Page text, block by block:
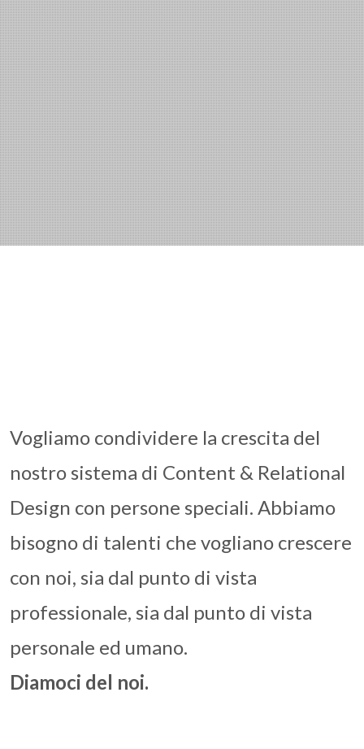
Vogliamo condividere la crescita del
nostro sistema di Content & Relational
Design con persone speciali. Abbiamo
bisogno di talenti che vogliano crescere
con noi, sia dal punto di vista
professionale, sia dal punto di vista
personale ed umano.
Diamoci del noi.